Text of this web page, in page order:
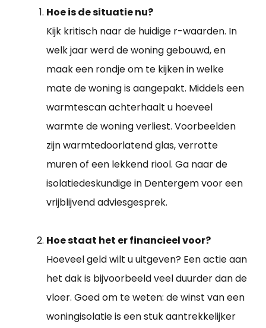
Hoe is de situatie nu?
Kijk kritisch naar de huidige r-waarden. In
welk jaar werd de woning gebouwd, en
maak een rondje om te kijken in welke
mate de woning is aangepakt. Middels een
warmtescan achterhaalt u hoeveel
warmte de woning verliest. Voorbeelden
zijn warmtedoorlatend glas, verrotte
muren of een lekkend riool. Ga naar de
isolatiedeskundige in Dentergem voor een
vrijblijvend adviesgesprek.
Hoe staat het er financieel voor?
Hoeveel geld wilt u uitgeven? Een actie aan
het dak is bijvoorbeeld veel duurder dan de
vloer. Goed om te weten: de winst van een
woningisolatie is een stuk aantrekkelijker